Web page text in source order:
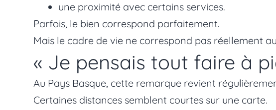
une proximité avec certains services.
Parfois, le bien correspond parfaitement.
Mais le cadre de vie ne correspond pas réellement
« Je pensais tout faire à
Au Pays Basque, cette remarque revient
Certaines distances semblent courtes sur une carte.